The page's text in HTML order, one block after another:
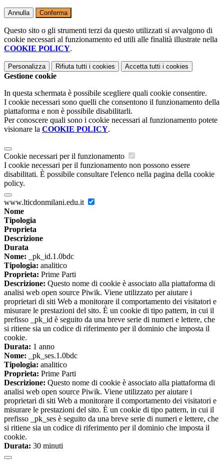
Annulla Conferma
Questo sito o gli strumenti terzi da questo utilizzati si avvalgono di
cookie necessari al funzionamento ed utili alle finalità illustrate nella
COOKIE POLICY.
Personalizza Rifiuta tutti i cookies Accetta tutti i cookies
Gestione cookie
In questa schermata è possibile scegliere quali cookie consentire.
I cookie necessari sono quelli che consentono il funzionamento della
piattaforma e non è possibile disabilitarli.
Per conoscere quali sono i cookie necessari al funzionamento potete
visionare la COOKIE POLICY.
Cookie necessari per il funzionamento
I cookie necessari per il funzionamento non possono essere
disabilitati. È possibile consultare l'elenco nella pagina della cookie
policy.
www.lticdonmilani.edu.it
Nome
Tipologia
Proprieta
Descrizione
Durata
Nome: _pk_id.1.0bdc
Tipologia: analitico
Proprieta: Prime Parti
Descrizione: Questo nome di cookie è associato alla piattaforma di
analisi web open source Piwik. Viene utilizzato per aiutare i
proprietari di siti Web a monitorare il comportamento dei visitatori e
misurare le prestazioni del sito. È un cookie di tipo pattern, in cui il
prefisso _pk_id è seguito da una breve serie di numeri e lettere, che
si ritiene sia un codice di riferimento per il dominio che imposta il
cookie.
Durata: 1 anno
Nome: _pk_ses.1.0bdc
Tipologia: analitico
Proprieta: Prime Parti
Descrizione: Questo nome di cookie è associato alla piattaforma di
analisi web open source Piwik. Viene utilizzato per aiutare i
proprietari di siti Web a monitorare il comportamento dei visitatori e
misurare le prestazioni del sito. È un cookie di tipo pattern, in cui il
prefisso _pk_ses è seguito da una breve serie di numeri e lettere, che
si ritiene sia un codice di riferimento per il dominio che imposta il
cookie.
Durata: 30 minuti